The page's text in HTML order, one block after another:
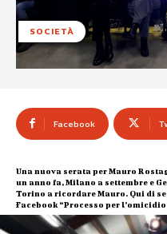
SOCIETÀ
Facebook
Una nuova serata per Mauro
un anno fa, Milano a settembre e
Torino a ricordare Mauro. Qui di
Facebook “Processo per